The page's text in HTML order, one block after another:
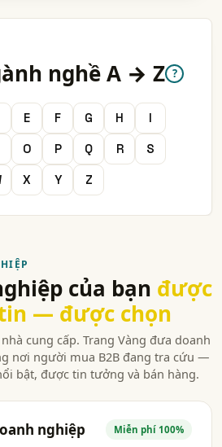
nghề A → Z ?
E F G H
I
O P Q R
S
X Y Z
của bạn được
— được chọn
cung cấp. Trang Vàng đưa doanh
nơi người mua B2B đang tra cứu —
bật, được tin tưởng và bán hàng.
nghiệp Miễn phí 100%